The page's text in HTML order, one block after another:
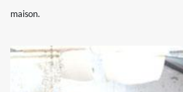
maison.